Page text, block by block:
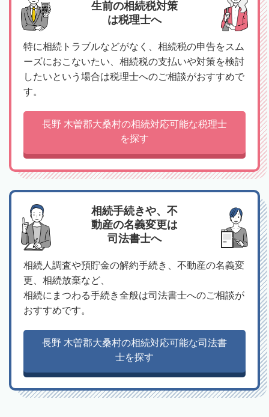
生前の相続税対策
は税理士へ
特に相続トラブルなどがなく、相続税の申告をスム
ーズにおこないたい、相続税の支払いや対策を検討
したいという場合は税理士へのご相談がおすすめで
す。
長野 木曽郡大桑村の相続対応可能な税理士
を探す
相続手続きや、不
動産の名義変更は
司法書士へ
相続人調査や預貯金の解約手続き、不動産の名義変
更、相続放棄など、
相続にまつわる手続き全般は司法書士へのご相談が
おすすめです。
長野 木曽郡大桑村の相続対応可能な司法書
士を探す